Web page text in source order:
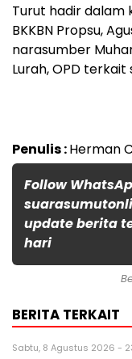
Turut hadir dalam
BKKBN Propsu,
narasumber
Lurah, OPD
Penulis :Herman
Follow
update berita
hari
BERITA TERKAIT
Sabtu, 8 Agustus 2026 -